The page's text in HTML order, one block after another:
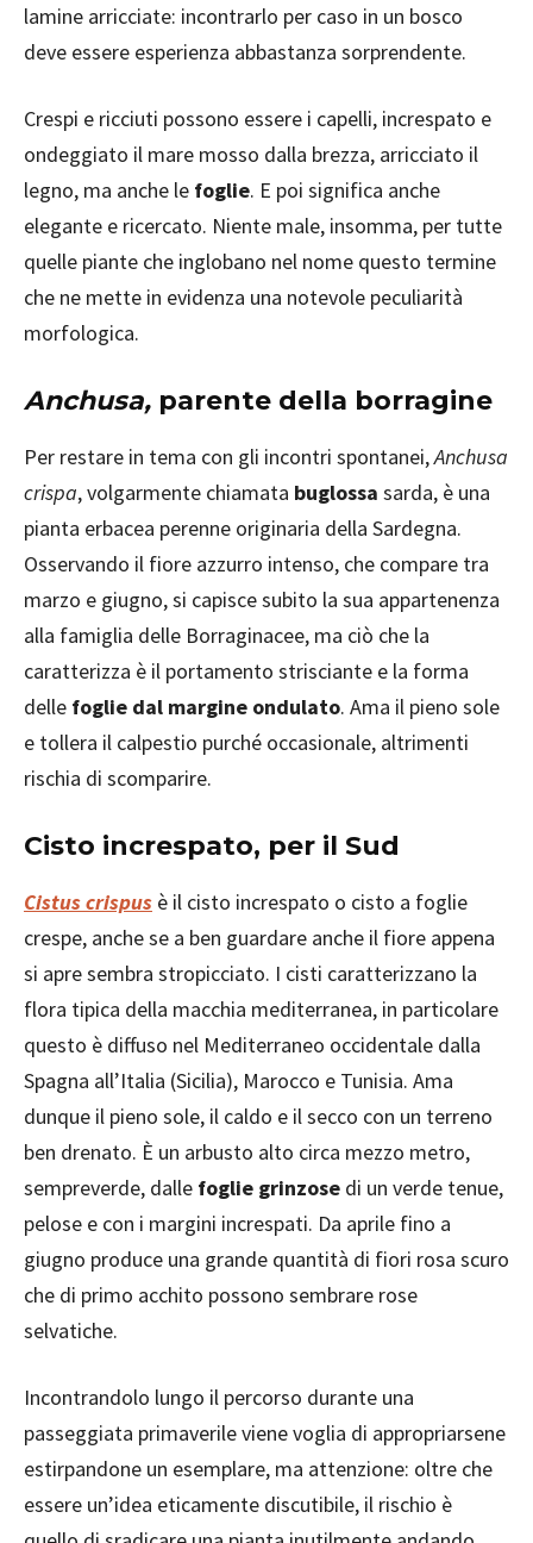
lamine arricciate: incontrarlo per caso in un bosco
deve essere esperienza abbastanza sorprendente.
Crespi e ricciuti possono essere i capelli, increspato e
ondeggiato il mare mosso dalla brezza, arricciato il
legno, ma anche le foglie. E poi significa anche
elegante e ricercato. Niente male, insomma, per tutte
quelle piante che inglobano nel nome questo termine
che ne mette in evidenza una notevole peculiarità
morfologica.
Anchusa, parente della borragine
Per restare in tema con gli incontri spontanei,Anchusa
crispa, volgarmente chiamata buglossa sarda, è una
pianta erbacea perenne originaria della Sardegna.
Osservando il fiore azzurro intenso, che compare tra
marzo e giugno, si capisce subito la sua appartenenza
alla famiglia delle Borraginacee, ma ciò che la
caratterizza è il portamento strisciante e la forma
delle foglie dal margine ondulato. Ama il pieno sole
e tollera il calpestio purché occasionale, altrimenti
rischia di scomparire.
Cisto increspato, per il Sud
Cistus crispus è il cisto increspato o cisto a foglie
crespe, anche se a ben guardare anche il fiore appena
si apre sembra stropicciato. I cisti caratterizzano la
flora tipica della macchia mediterranea, in particolare
questo è diffuso nel Mediterraneo occidentale dalla
Spagna all’Italia (Sicilia), Marocco e Tunisia. Ama
dunque il pieno sole, il caldo e il secco con un terreno
ben drenato. È un arbusto alto circa mezzo metro,
sempreverde, dalle foglie grinzose di un verde tenue,
pelose e con i margini increspati. Da aprile fino a
giugno produce una grande quantità di fiori rosa scuro
che di primo acchito possono sembrare rose
selvatiche.
Incontrandolo lungo il percorso durante una
passeggiata primaverile viene voglia di appropriarsene
estirpandone un esemplare, ma attenzione: oltre che
essere un’idea eticamente discutibile, il rischio è